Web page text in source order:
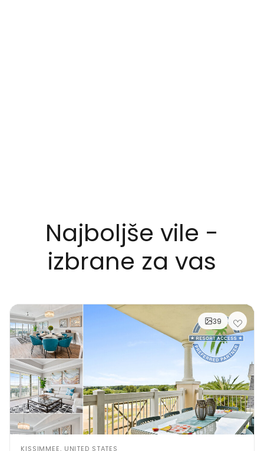
Najboljše vile -
izbrane za vas
39
KISSIMMEE, UNITED STATES